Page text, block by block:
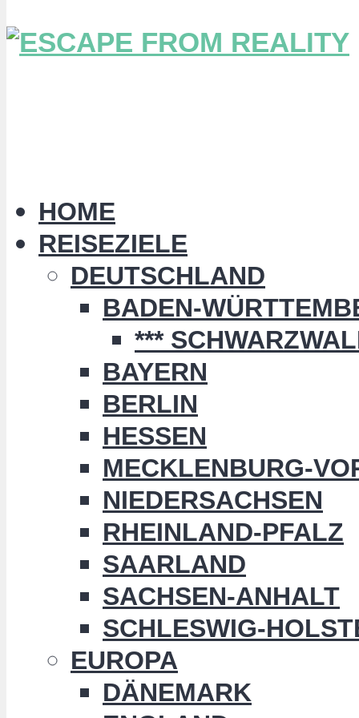
HOME
REISEZIELE
DEUTSCHLAND
BADEN-
***
BAYERN
BERLIN
HESSEN
MECKLENBURG-
NIEDERSACHSEN
RHEINLAND-PFALZ
SAARLAND
SACHSEN-ANHALT
SCHLESWIG-
EUROPA
DÄNEMARK